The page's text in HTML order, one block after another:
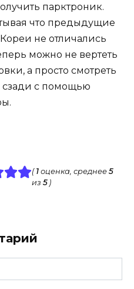
парктроник.
что предыдущие
не отличались
можно не вертеть
а просто смотреть
с помощью
( 1оценка, среднее 5
из 5)